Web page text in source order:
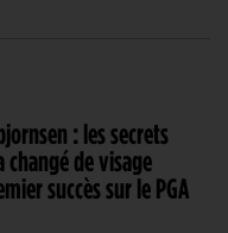
: les secrets
changé de visage
succès sur le PGA